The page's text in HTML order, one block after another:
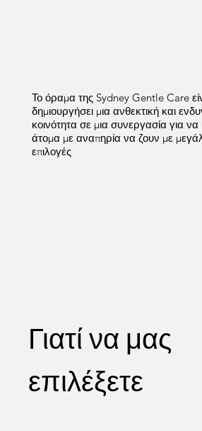
Γιατί να μας
επιλέξετε
ατικός
ατικός
Θεραπεία
Το όραμα της Sydney Gentle Care
δημιουργήσει μια ανθεκτική και
κοινότητα σε μια συνεργασία για να
άτομα με αναπηρία να ζουν με
επιλογές